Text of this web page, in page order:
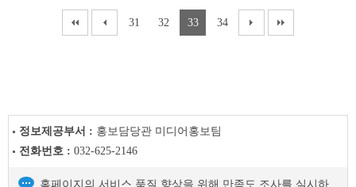
31 32 33 34
정보제공부서 : 홍보담당관 미디어홍보팀
전화번호 : 032-625-2146
홈페이지의 서비스 품질 향상을 위해 만족도 조사를 실시하